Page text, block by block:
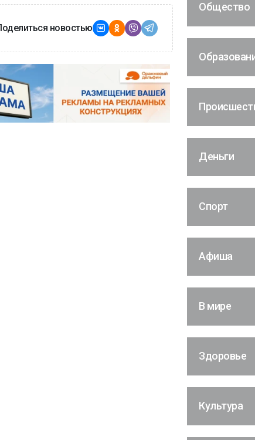
новостью
Общество
Деньги
Спорт
Афиша
В мире
Здоровье
Культура